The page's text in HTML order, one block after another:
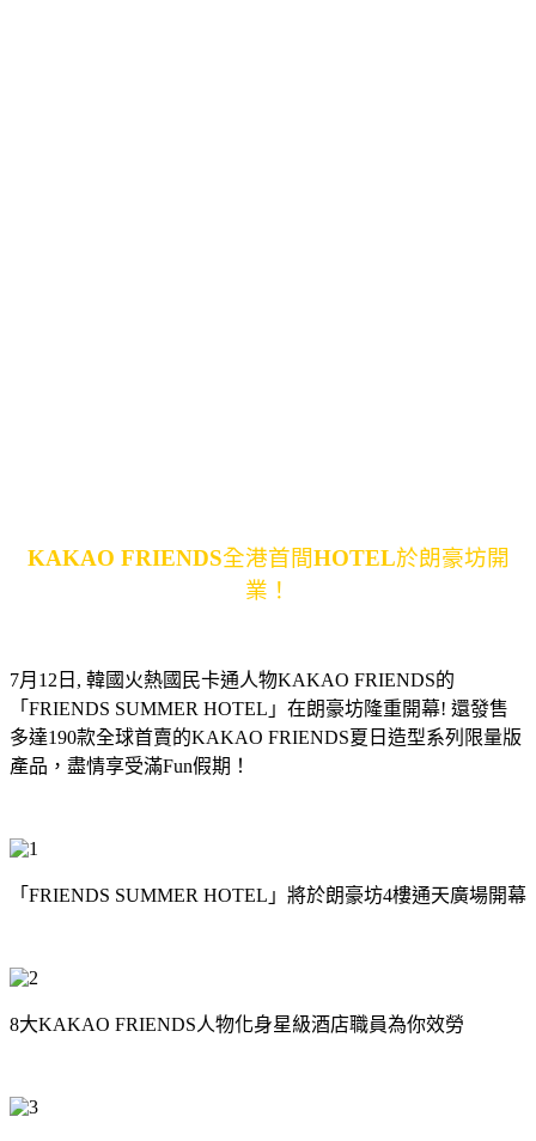
KAKAO FRIENDS全港首間HOTEL於朗豪坊開
業！
7月 12 日, 韓國火熱國民卡通人物KAKAO FRIENDS的
「 FRIENDS SUMMER HOTEL 」在朗豪坊隆重開幕! 還發售
多達190款全球首賣的KAKAO FRIENDS夏日造型系列限量版
產品，盡情享受滿Fun假期！
「 FRIENDS SUMMER HOTEL 」將於朗豪坊4樓通天廣場開幕
8大KAKAO FRIENDS人物化身星級酒店職員為你效勞